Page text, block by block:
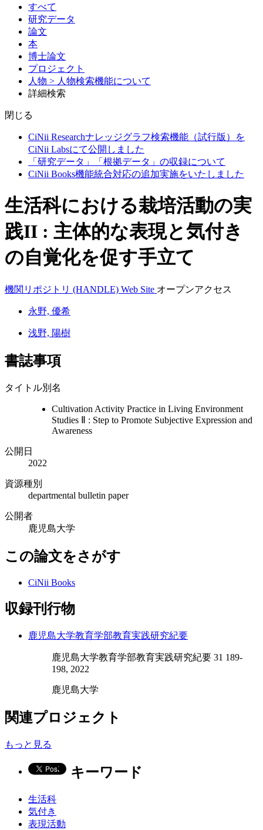
すべて
研究データ
論文
本
博士論文
プロジェクト
人物 > 人物検索機能について
詳細検索
閉じる
CiNii Researchナレッジグラフ検索機能（試行版）を
CiNii Labsにて公開しました
「研究データ」「根拠データ」の収録について
CiNii Books機能統合対応の追加実施をいたしました
生活科における栽培活動の実
践II : 主体的な表現と気付き
の自覚化を促す手立て
機関リポジトリ (HANDLE) Web Site オープンアクセス
永野, 優希
浅野, 陽樹
書誌事項
タイトル別名
Cultivation Activity Practice in Living Environment
Studies Ⅱ : Step to Promote Subjective Expression and
Awareness
公開日
2022
資源種別
departmental bulletin paper
公開者
鹿児島大学
この論文をさがす
CiNii Books
収録刊行物
鹿児島大学教育学部教育実践研究紀要
鹿児島大学教育学部教育実践研究紀要 31 189-
198, 2022
鹿児島大学
関連プロジェクト
もっと見る
キーワード
生活科
気付き
表現活動